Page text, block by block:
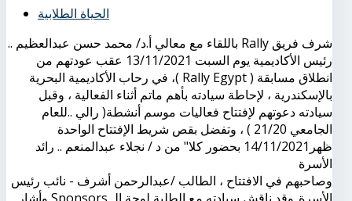
الحياة الطلابية
شرف فريق Rally باللقاء مع معالي أ.د/ محمد حسن عبدالعظيم ..
رئيس الأكاديمية يوم السبت 13/11/2021 عقب عودتهم من
انطلاق مسابقة ( Rally Egypt )، في رحاب الأكاديمية البحرية
بالإسكندرية ، لإحاطة سيادته بأهم ماتم أثناء الفعالية ، وقبل
سيادته دعوتهم لإفتتاح فعاليات موسم أنشطة( رالي ..للعام
الجامعي 21/20 ) ، وتفضل بقص شريط الإفتتاح الواحدة
ظهر14/11/2021 بحضور كلا" من د / نجلاء عبدالمنعم .. رائد
الأسرة
وصاحبهم في الافتتاح ، الطالب /عبدالرحمن أشرف - نائب رئيس